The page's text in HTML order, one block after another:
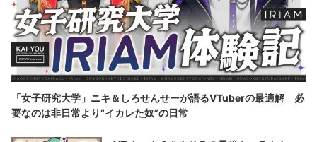
「女子研究大学」ニキ＆しろせんせーが語るVTuberの最適解 必
要なのは非日常より“イカレた奴”の日常